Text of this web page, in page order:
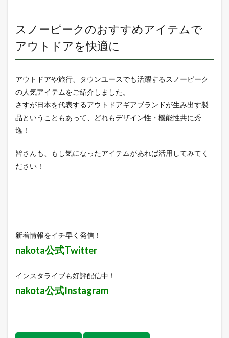
スノーピークのおすすめアイテムで
アウトドアを快適に
アウトドアや旅行、タウンユースでも活躍するスノーピーク
の人気アイテムをご紹介しました。
さすが日本を代表するアウトドアギアブランドが生み出す製
品ということもあって、どれもデザイン性・機能性共に秀
逸！
皆さんも、もし気になったアイテムがあれば活用してみてく
ださい！
新着情報をイチ早く発信！
nakota公式Twitter
インスタライブも好評配信中！
nakota公式Instagram